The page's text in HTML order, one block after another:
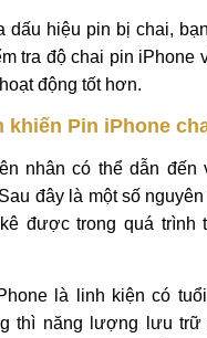
dấu hiệu pin bị chai,
tra độ chai pin iPhone
động tốt hơn.
khiến Pin iPhone
nhân có thể dẫn đến
đây là một số
được trong quá trình
là linh kiện có
thì năng lượng lưu trữ